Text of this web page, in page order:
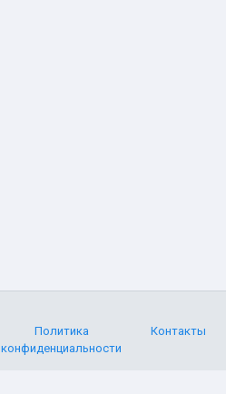
Политика
конфиденциальности
Контакты